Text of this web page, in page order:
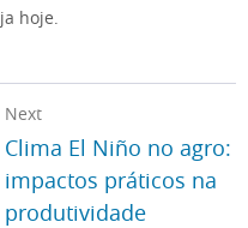
hoje.
Next
Clima El Niño no agro:
impactos práticos na
produtividade